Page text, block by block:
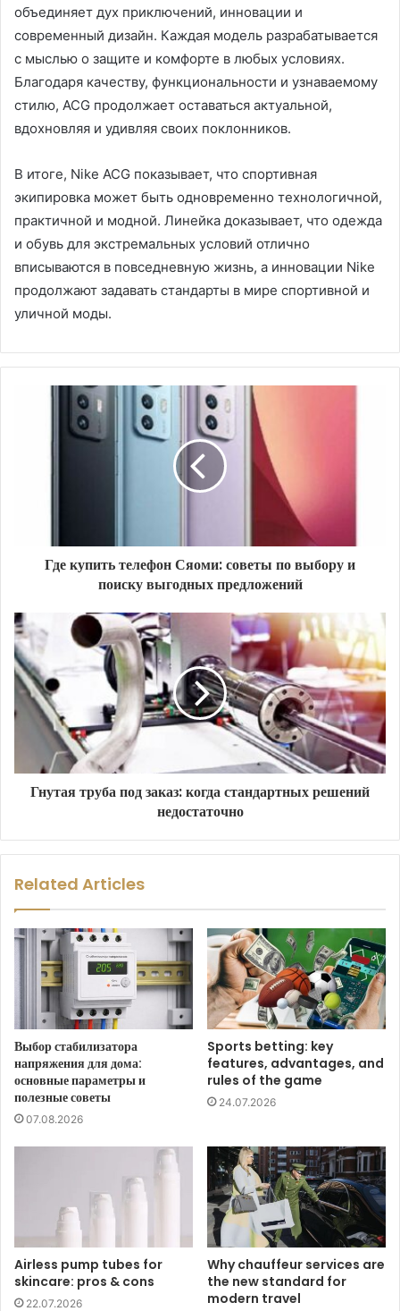
объединяет дух приключений, инновации и
современный дизайн. Каждая модель разрабатывается
с мыслью о защите и комфорте в любых условиях.
Благодаря качеству, функциональности и узнаваемому
стилю, ACG продолжает оставаться актуальной,
вдохновляя и удивляя своих поклонников.
В итоге, Nike ACG показывает, что спортивная
экипировка может быть одновременно технологичной,
практичной и модной. Линейка доказывает, что одежда
и обувь для экстремальных условий отлично
вписываются в повседневную жизнь, а инновации Nike
продолжают задавать стандарты в мире спортивной и
уличной моды.
Где купить телефон Сяоми: советы по выбору и
поиску выгодных предложений
Гнутая труба под заказ: когда стандартных решений
недостаточно
Related Articles
Выбор стабилизатора
напряжения для дома:
основные параметры и
полезные советы
07.08.2026
Sports betting: key
features, advantages, and
rules of the game
24.07.2026
Airless pump tubes for
skincare: pros & cons
22.07.2026
Why chauffeur services are
the new standard for
modern travel